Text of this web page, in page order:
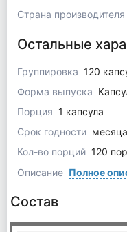
Страна производителя
Остальные
Группировка 120
Форма выпуска
Порция 1 капсула
Срок годности месяца
Кол-во порций 120
Описание Полное
Состав